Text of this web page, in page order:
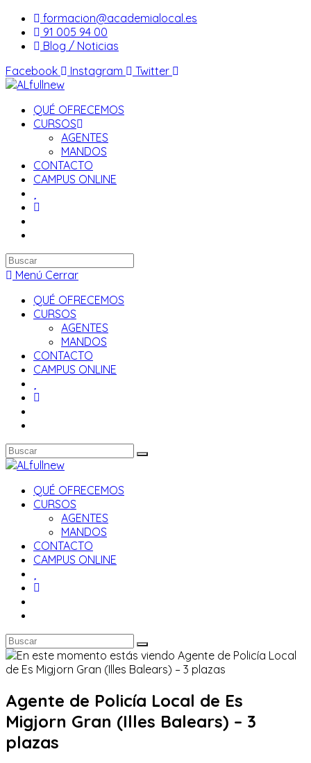
Saltar
contenido
formacion@academialocal.es
91 005 94 00
Blog / Noticias
Facebook
Instagram Twitter
QUÉ OFRECEMOS
CURSOS
AGENTES
MANDOS
CONTACTO
CAMPUS ONLINE
Buscar
en
web
Menú Cerrar
QUÉ OFRECEMOS
CURSOS
AGENTES
MANDOS
CONTACTO
CAMPUS ONLINE
QUÉ OFRECEMOS
CURSOS
AGENTES
MANDOS
CONTACTO
CAMPUS ONLINE
Agente de Policía Local de Es
Migjorn Gran (Illes Balears) – 3
plazas